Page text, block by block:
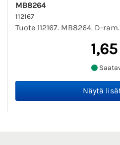
MB8264
112167
Tuote 112167. MB8264. D-ram.